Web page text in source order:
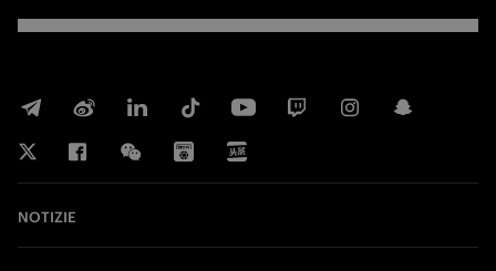
NOTIZIE